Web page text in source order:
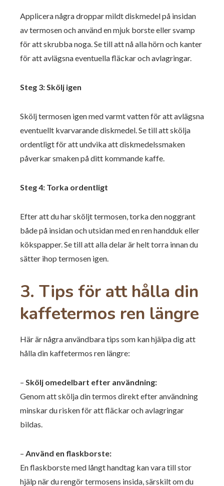
Applicera några droppar mildt diskmedel på insidan
av termosen och använd en mjuk borste eller svamp
för att skrubba noga. Se till att nå alla hörn och kanter
för att avlägsna eventuella fläckar och avlagringar.
Steg 3: Skölj igen
Skölj termosen igen med varmt vatten för att avlägsna
eventuellt kvarvarande diskmedel. Se till att skölja
ordentligt för att undvika att diskmedelssmaken
påverkar smaken på ditt kommande kaffe.
Steg 4: Torka ordentligt
Efter att du har sköljt termosen, torka den noggrant
både på insidan och utsidan med en ren handduk eller
kökspapper. Se till att alla delar är helt torra innan du
sätter ihop termosen igen.
3. Tips för att hålla din
kaffetermos ren längre
Här är några användbara tips som kan hjälpa dig att
hålla din kaffetermos ren längre:
– Skölj omedelbart efter användning:
Genom att skölja din termos direkt efter användning
minskar du risken för att fläckar och avlagringar
bildas.
– Använd en flaskborste:
En flaskborste med långt handtag kan vara till stor
hjälp när du rengör termosens insida, särskilt om du